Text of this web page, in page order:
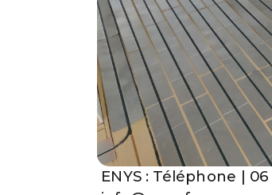
ENYS : Téléphone | 06